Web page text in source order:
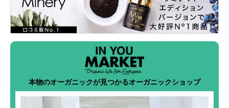
本物のオーガニックが見つかるオーガニックショップ